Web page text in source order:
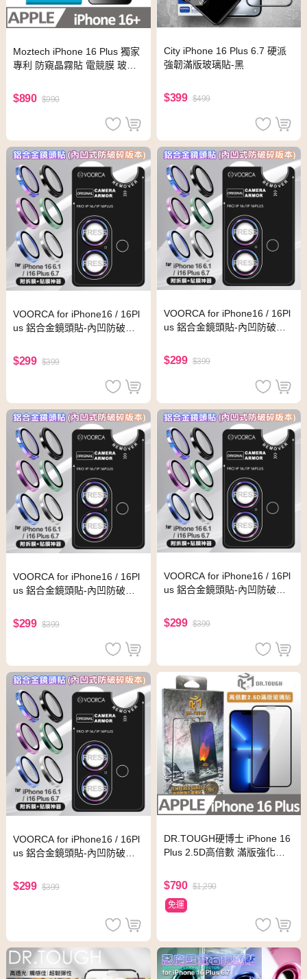
Moztech iPhone 16 Plus 獨家
專利 防窺晶霧貼 電競膜 玻璃
$890 $990
City iPhone 16 Plus 6.7 硬派
強韌滿版玻璃貼-黑
$399 $499
VOORCA for iPhone16 / 16Pl
us 鋁合金鏡頭貼-內凹防破碎
$299 $399
VOORCA for iPhone16 / 16Pl
us 鋁合金鏡頭貼-內凹防破碎
$299 $399
VOORCA for iPhone16 / 16Pl
us 鋁合金鏡頭貼-內凹防破碎
$299 $399
VOORCA for iPhone16 / 16Pl
us 鋁合金鏡頭貼-內凹防破碎
$299 $399
VOORCA for iPhone16 / 16Pl
us 鋁合金鏡頭貼-內凹防破碎
$299 $399
DR.TOUGH硬博士 iPhone 16
Plus 2.5D高倍數 滿版強化玻
$790 $1,290
免運